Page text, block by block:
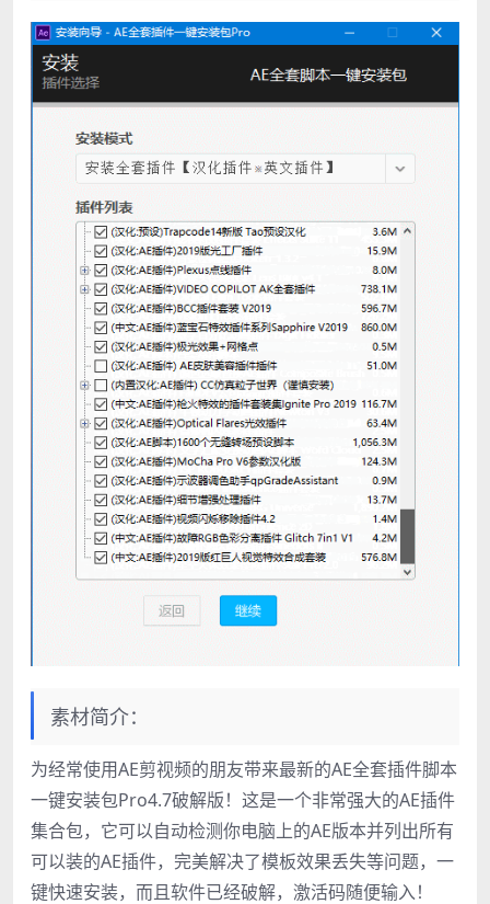
素材简介：
为经常使用AE剪视频的朋友带来最新的AE全套插件脚本
一键安装包Pro4.7破解版！这是一个非常强大的AE插件
集合包，它可以自动检测你电脑上的AE版本并列出所有
可以装的AE插件，完美解决了模板效果丢失等问题，一
键快速安装，而且软件已经破解，激活码随便输入！